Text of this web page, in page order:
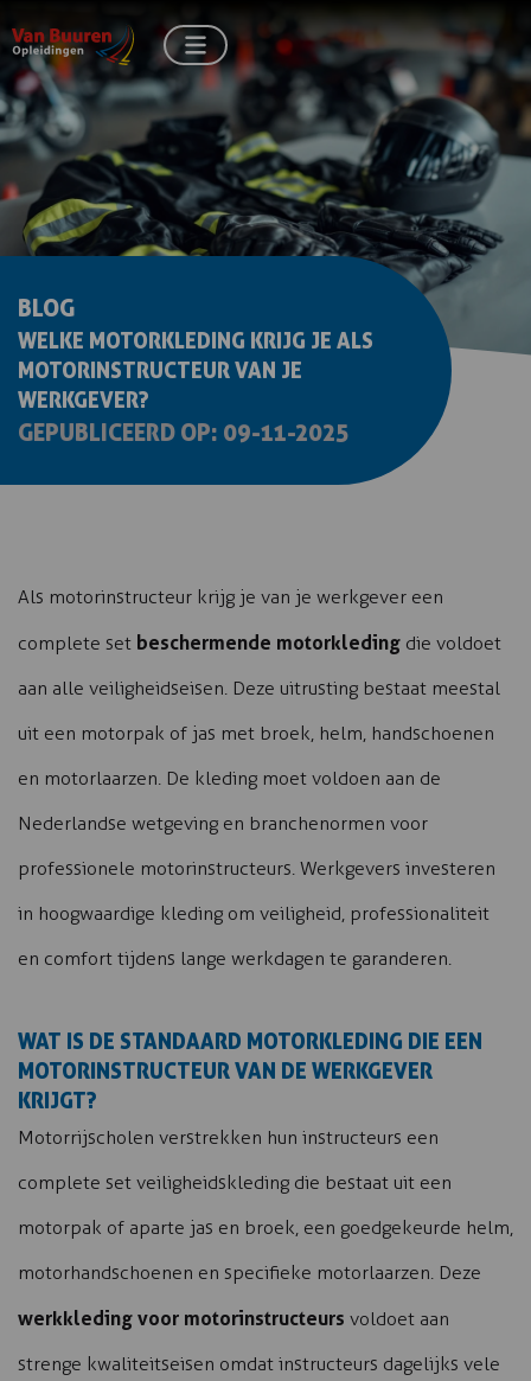
BLOG
WELKE MOTORKLEDING KRIJG JE ALS
MOTORINSTRUCTEUR VAN JE
WERKGEVER?
GEPUBLICEERD OP: 09-11-2025
Als motorinstructeur krijg je van je werkgever een
complete set beschermende motorkleding die voldoet
aan alle veiligheidseisen. Deze uitrusting bestaat meestal
uit een motorpak of jas met broek, helm, handschoenen
en motorlaarzen. De kleding moet voldoen aan de
Nederlandse wetgeving en branchenormen voor
professionele motorinstructeurs. Werkgevers investeren
in hoogwaardige kleding om veiligheid, professionaliteit
en comfort tijdens lange werkdagen te garanderen.
WAT IS DE STANDAARD MOTORKLEDING DIE EEN
MOTORINSTRUCTEUR VAN DE WERKGEVER
KRIJGT?
Motorrijscholen verstrekken hun instructeurs een
complete set veiligheidskleding die bestaat uit een
motorpak of aparte jas en broek, een goedgekeurde helm,
motorhandschoenen en specifieke motorlaarzen. Deze
werkkleding voor motorinstructeurs voldoet aan
strenge kwaliteitseisen omdat instructeurs dagelijks vele